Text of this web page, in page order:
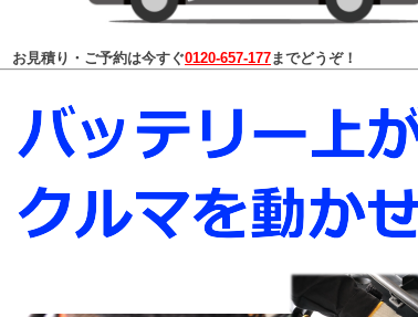
お見積り・ご予約は今すぐ0120-657-177までどうぞ！